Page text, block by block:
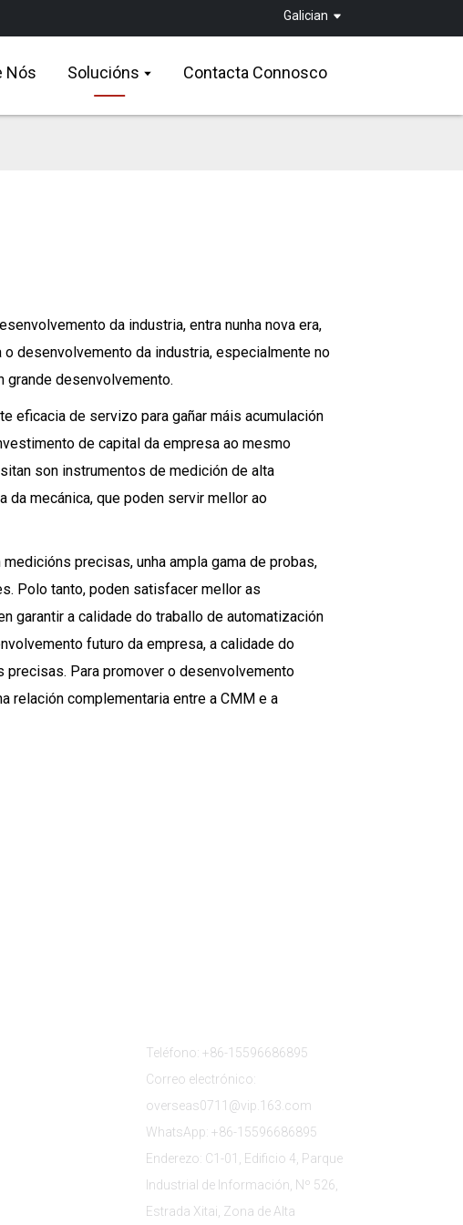
Galician
Nós Solucións Contacta Connosco
da industria, entra nunha nova era,
desenvolvemento da industria, especialmente no
grande desenvolvemento.
eficacia de servizo para gañar máis acumulación
de capital da empresa ao mesmo
son instrumentos de medición de alta
da mecánica, que poden servir mellor ao
precisas, unha ampla gama de probas,
Polo tanto, poden satisfacer mellor as
garantir a calidade do traballo de automatización
futuro da empresa, a calidade do
Para promover o desenvolvemento
relación complementaria entre a CMM e a
Teléfono: +86-15596686895
Correo electrónico:
overseas0711@vip.163.com
WhatsApp: +86-15596686895
Enderezo: C1-01, Edificio 4, Parque
Industrial de Información, Nº 526,
Estrada Xitai, Zona de Alta